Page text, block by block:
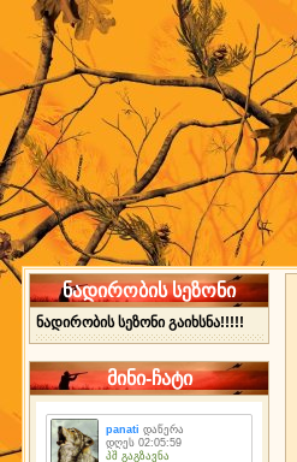
ნადირობის სეზონი
ნადირობის სეზონი გაიხსნა!!!!!
მინი-ჩატი